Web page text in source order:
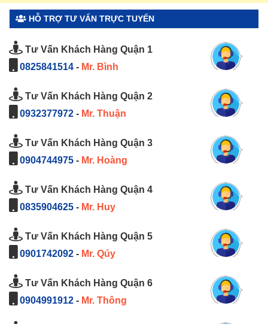
HỖ TRỢ TƯ VẤN TRỰC TUYẾN
Tư Vấn Khách Hàng Quận 1
0825841514 - Mr. Bình
Tư Vấn Khách Hàng Quận 2
0932377972 - Mr. Thuận
Tư Vấn Khách Hàng Quận 3
0904744975 - Mr. Hoàng
Tư Vấn Khách Hàng Quận 4
0835904625 - Mr. Huy
Tư Vấn Khách Hàng Quận 5
0901742092 - Mr. Qúy
Tư Vấn Khách Hàng Quận 6
0904991912 - Mr. Thông